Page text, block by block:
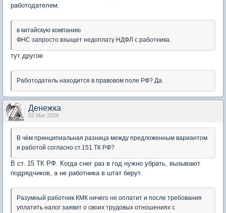
работодателем.
в китайскую компанию
ФНС запросто взыщет недоплату НДФЛ с работника.
тут другое
Работодатель находится в правовом поле РФ? Да.
Денежка
02 Mar 2026
В чём принципиальная разница между предложенным вариантом
и работой согласно ст.151 ТК РФ?
В ст. 15 ТК РФ. Когда снег раз в год нужно убрать, вызывают
подрядчиков, а не работника в штат берут.
Разумный работник КМК ничего не оплатит и после требования
уплатить налог заявит о своих трудовых отношениях с